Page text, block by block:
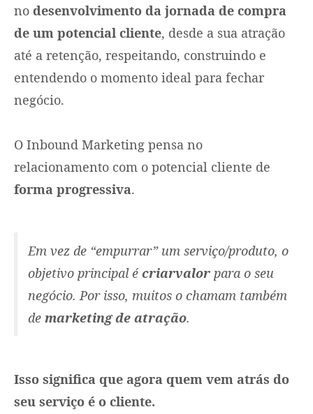
no desenvolvimento da jornada de compra
de um potencial cliente, desde a sua atração
até a retenção, respeitando, construindo e
entendendo o momento ideal para fechar
negócio.
O Inbound Marketing pensa no
relacionamento com o potencial cliente de
forma progressiva.
Em vez de “empurrar” um serviço/produto, o
objetivo principal é criarvalor para o seu
negócio. Por isso, muitos o chamam também
de marketing de atração.
Isso significa que agora quem vem atrás do
seu serviço é o cliente.